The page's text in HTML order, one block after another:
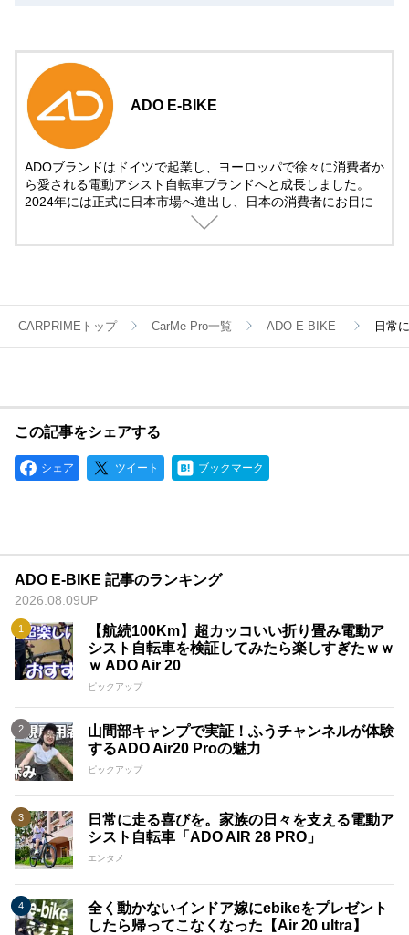
ADO E-BIKE
ADOブランドはドイツで起業し、ヨーロッパで徐々に消費者か
ら愛される電動アシスト自転車ブランドへと成長しました。
2024年には正式に日本市場へ進出し、日本の消費者にお目に
ます。
ADOは、環境への配慮と卓越した製品品質に焦点を当て、持続
可能な未来の実現に貢献しています。
ADOは若いブランドではありますが、電動アシスト自転車の品
質において、他社に引けを取らない自信がございます。
くの競争相手よりも優位を保っています。ADOはこれまでの実
績を元に、革新的な技術と高品質な製品により市場での地位を
確立しています。
・独自のブランド哲学：ADOはECOな環境を重視し、その価
値観を製品に反映させています。 私たちは持続可能な製造プ
ロセスと素材の選定に努め、環境にやさしいアプローチを追求
しています。
・自信をもって挑む品質：ADOは若いブランドでありながら、
電動アシスト自転車の品質について自信を持っています。 競
争相手に負けない高品質な製品を提供することをお約束いたし
ADO電動アシスト自転車は、常に進化し続ける市場で、革新的
な製品と共にお客様の期待に応えることをお約束いたします。
私たちは将来のモビリティにおいて積極的な役割を果たし、お
CARPRIMEトップ CarMe Pro一覧 ADO E-BIKE 日常
この記事をシェアする
シェア ツイート ブックマーク
ADO E-BIKE 記事のランキング
2026.08.09UP
【航続100Km】超カッコいい折り畳み電動ア
シスト自転車を検証してみたら楽しすぎたｗｗ
ｗ ADO Air 20
ピックアップ
山間部キャンプで実証！ふうチャンネルが体験
するADO Air20 Proの魅力
ピックアップ
日常に走る喜びを。家族の日々を支える電動ア
シスト自転車「ADO AIR 28 PRO」
エンタメ
全く動かないインドア嫁にebikeをプレゼント
したら帰ってこなくなった【Air 20 ultra】